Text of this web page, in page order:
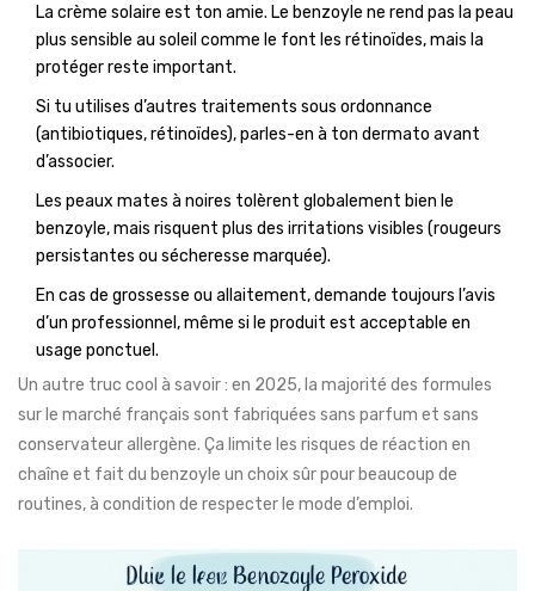
La crème solaire est ton amie. Le benzoyle ne rend pas la peau
plus sensible au soleil comme le font les rétinoïdes, mais la
protéger reste important.
Si tu utilises d’autres traitements sous ordonnance
(antibiotiques, rétinoïdes), parles-en à ton dermato avant
d’associer.
Les peaux mates à noires tolèrent globalement bien le
benzoyle, mais risquent plus des irritations visibles (rougeurs
persistantes ou sécheresse marquée).
En cas de grossesse ou allaitement, demande toujours l’avis
d’un professionnel, même si le produit est acceptable en
usage ponctuel.
Un autre truc cool à savoir : en 2025, la majorité des formules
sur le marché français sont fabriquées sans parfum et sans
conservateur allergène. Ça limite les risques de réaction en
chaîne et fait du benzoyle un choix sûr pour beaucoup de
routines, à condition de respecter le mode d’emploi.